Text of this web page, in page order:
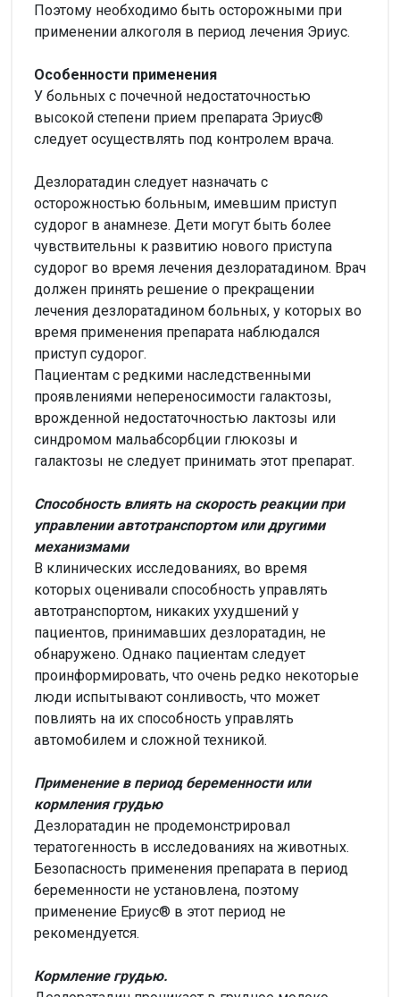
Поэтому необходимо быть осторожными при
применении алкоголя в период лечения Эриус.
Особенности применения
У больных с почечной недостаточностью
высокой степени прием препарата Эриус®
следует осуществлять под контролем врача.
Дезлоратадин следует назначать с
осторожностью больным, имевшим приступ
судорог в анамнезе. Дети могут быть более
чувствительны к развитию нового приступа
судорог во время лечения дезлоратадином. Врач
должен принять решение о прекращении
лечения дезлоратадином больных, у которых во
время применения препарата наблюдался
приступ судорог.
Пациентам с редкими наследственными
проявлениями непереносимости галактозы,
врожденной недостаточностью лактозы или
синдромом мальабсорбции глюкозы и
галактозы не следует принимать этот препарат.
Способность влиять на скорость реакции при
управлении автотранспортом или другими
механизмами
В клинических исследованиях, во время
которых оценивали способность управлять
автотранспортом, никаких ухудшений у
пациентов, принимавших дезлоратадин, не
обнаружено. Однако пациентам следует
проинформировать, что очень редко некоторые
люди испытывают сонливость, что может
повлиять на их способность управлять
автомобилем и сложной техникой.
Применение в период беременности или
кормления грудью
Дезлоратадин не продемонстрировал
тератогенность в исследованиях на животных.
Безопасность применения препарата в период
беременности не установлена, поэтому
применение Eриус® в этот период не
рекомендуется.
Кормление грудью.